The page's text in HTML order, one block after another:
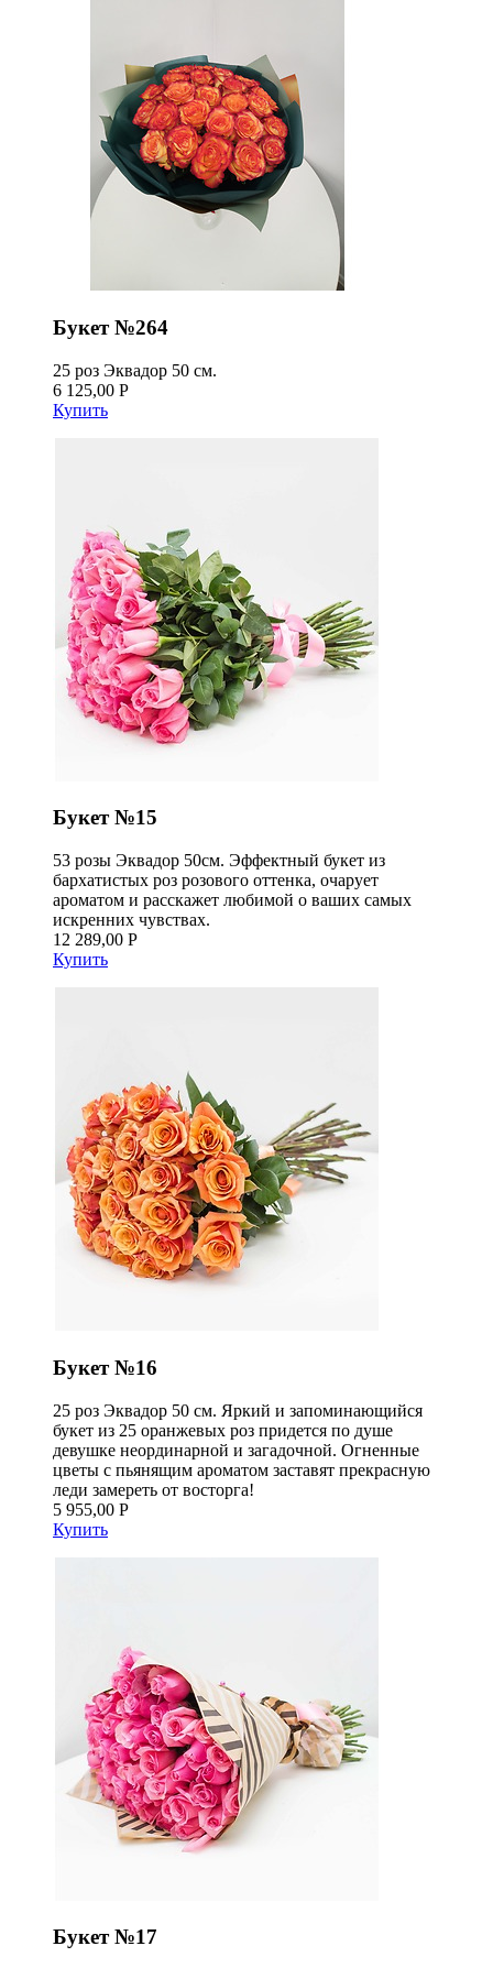
Букет №264
25 роз Эквадор 50 см.
6 125,00 Р
Купить
Букет №15
53 розы Эквадор 50см. Эффектный букет из
бархатистых роз розового оттенка, очарует
ароматом и расскажет любимой о ваших самых
искренних чувствах.
12 289,00 Р
Купить
Букет №16
25 роз Эквадор 50 см. Яркий и запоминающийся
букет из 25 оранжевых роз придется по душе
девушке неординарной и загадочной. Огненные
цветы с пьянящим ароматом заставят прекрасную
леди замереть от восторга!
5 955,00 Р
Купить
Букет №17